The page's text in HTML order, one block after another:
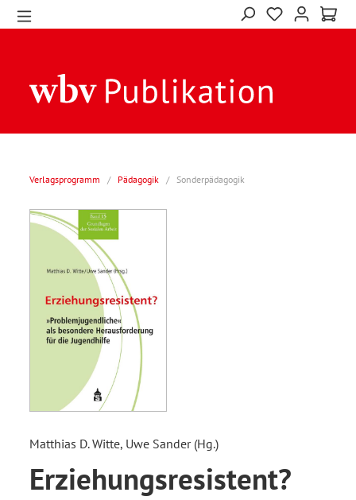
Verlagsprogramm / Pädagogik / Sonderpädagogik
Matthias D. Witte, Uwe Sander (Hg.)
Erziehungsresistent?